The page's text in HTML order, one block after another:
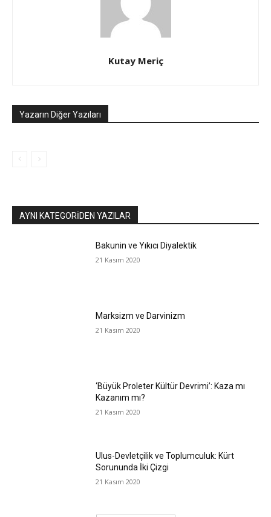
Kutay Meriç
Yazarın Diğer Yazıları
AYNI KATEGORIDEN YAZILAR
Bakunin ve Yıkıcı Diyalektik
21 Kasım 2020
Marksizm ve Darvinizm
21 Kasım 2020
‘Büyük Proleter Kültür Devrimi’: Kaza mı
Kazanım mı?
21 Kasım 2020
Ulus-Devletçilik ve Toplumculuk: Kürt
Sorununda İki Çizgi
21 Kasım 2020